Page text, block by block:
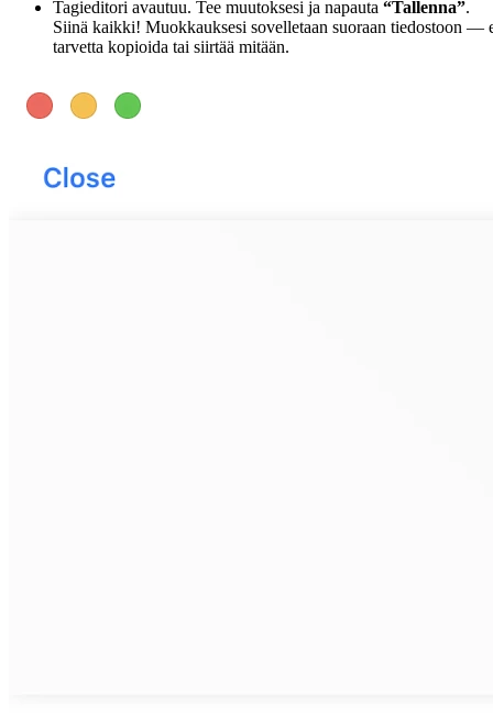
Tagieditori avautuu. Tee muutoksesi ja napauta “Tallenna”.
Siinä kaikki! Muokkauksesi sovelletaan suoraan tiedostoon —
tarvetta kopioida tai siirtää mitään.